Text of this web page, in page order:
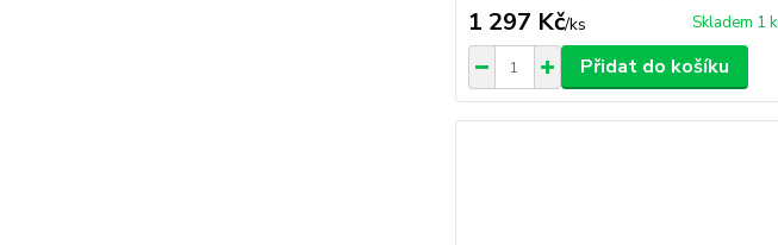
1 297 Kč/ks Skladem 1
Přidat do košíku